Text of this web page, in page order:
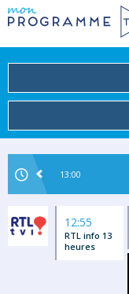
13:00
12:55
RTL info 13
heures